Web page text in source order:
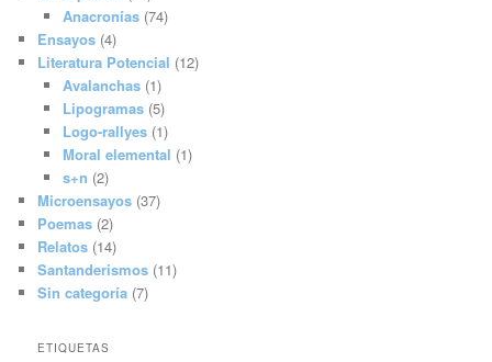
Anacronías(74)
Ensayos (4)
Literatura Potencial (12)
Avalanchas(1)
Lipogramas(5)
Logo-rallyes(1)
Moral elemental (1)
s+n (2)
Microensayos (37)
Poemas (2)
Relatos (14)
Santanderismos (11)
Sin categoría (7)
ETIQUETAS